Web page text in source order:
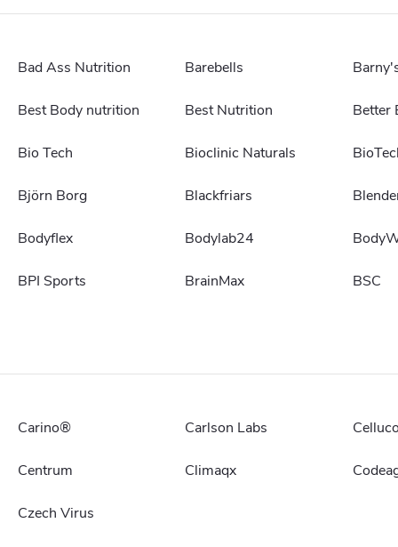
Bad Ass Nutrition Barebells
Best Body nutrition Best Nutrition Better
Bio Tech Bioclinic Naturals
Björn Borg Blackfriars
Bodyflex Bodylab24
BPI Sports BrainMax BSC
Carino® Carlson Labs
Centrum Climaqx
Czech Virus